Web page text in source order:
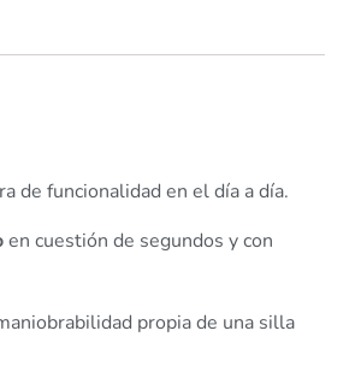
de funcionalidad en el día a día.
en cuestión de segundos y con
propia de una silla